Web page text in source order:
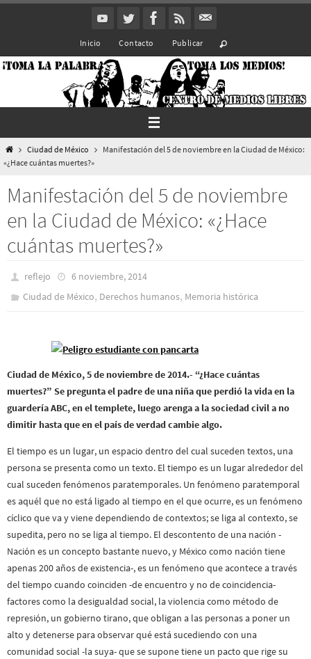
Inicio Contacto Publicar
InicioCiudad de México
Manifestación del 5 de noviembre en la Ciudad de México:
«¿Hace cuántas muertes?»
Manifestación del 5 de noviembre
en la Ciudad de México: «¿Hace
cuántas muertes?»
reflejo
6 noviembre, 2014
Ciudad de México, Derechos humanos, Memoria histórica
Ciudad de México, 5 de noviembre de 2014.- “¿Hace cuántas
muertes?” Se pregunta el padre de una niña que perdió la vida en la
guardería ABC, en el templete, luego arenga a la sociedad civil a no
dimitir hasta que en el país de verdad cambie algo.
El tiempo es un lugar, un espacio dentro del cual suceden textos, una
persona se presenta como un texto. El tiempo es un lugar alrededor del
cual suceden fenómenos paratemporales. Un fenómeno paratemporal
es aquél que no está ligado al tiempo en el que ocurre, es un fenómeno
cíclico que va y viene dependiendo de contextos; se liga al contexto, se
supedita, pero no se liga al tiempo. El descontento de una nación -
Nación es un concepto bastante nuevo, y México como nación tiene
apenas 200 años de existencia-, es un fenómeno que acontece a través
del tiempo cuando coinciden -de encuentro y no de coincidencia-
factores como la desigualdad social, la violencia como método de
represión, un gobierno tirano, que obligan a las personas a poner un
alto y detenerse para observar qué está sucediendo con una
comunidad social -la suya- que se supone tiene un pacto que rige su